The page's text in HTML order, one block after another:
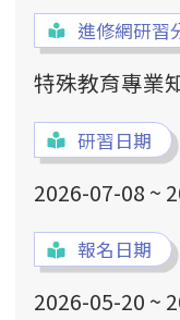
進修網研習
特殊教育專業
研習日期
2026-07-08 ~
報名日期
2026-05-20 ~